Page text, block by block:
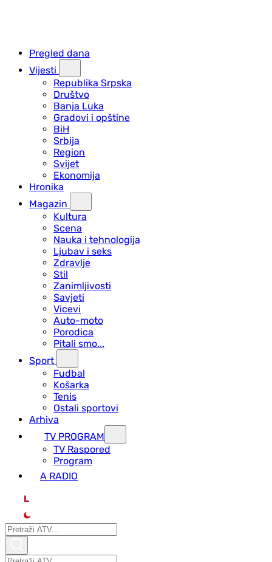
Pregled dana
Vijesti
Republika Srpska
Društvo
Banja Luka
Gradovi i opštine
BiH
Srbija
Region
Svijet
Ekonomija
Hronika
Magazin
Kultura
Scena
Nauka i tehnologija
Ljubav i seks
Zdravlje
Stil
Zanimljivosti
Savjeti
Vicevi
Auto-moto
Porodica
Pitali smo...
Sport
Fudbal
Košarka
Tenis
Ostali sportovi
Arhiva
TV PROGRAM
ТV Raspored
Program
A RADIO
L